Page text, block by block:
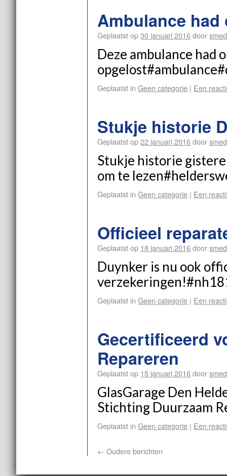
Ambulance
Geplaatst op 30 januari 2016 door
Deze ambulance had
Geplaatst in Geen categorie | Een
Stukje historie
Geplaatst op 22 januari 2016 door
Stukje historie
om te
Geplaatst in Geen categorie | Een
Officieel
Geplaatst op 18 januari 2016 door
Duynker is nu ook
Geplaatst in Geen categorie | Een
Gecertificeerd
Repareren
Geplaatst op 15 januari 2016 door
GlasGarage Den
Stichting Duurzaam
Geplaatst in Geen categorie | Een
← Oudere berichten